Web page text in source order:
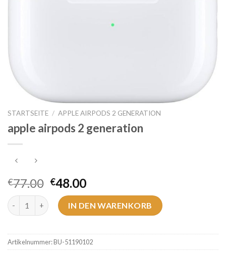
STARTSEITE / APPLE AIRPODS 2 GENERATION
apple airpods 2 generation
€77.00 €48.00
apple airpods 2 generation Menge
IN DEN WARENKORB
Artikelnummer:BU-51190102